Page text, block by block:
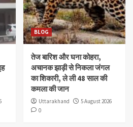
BLOG
तेज बारिश और घना कोहरा,
अचानक झाड़ी से निकला जंगल
का शिकारी, ले ली 48 साल की
कमला की जान
Uttarakhand
5 August 2026
0